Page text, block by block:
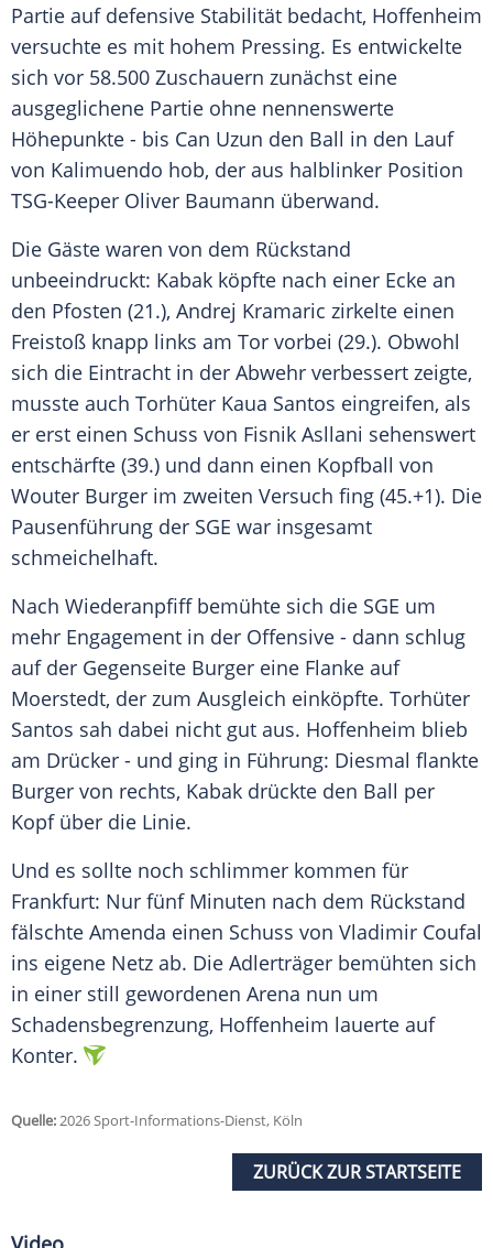
Partie auf defensive Stabilität bedacht, Hoffenheim
versuchte es mit hohem Pressing. Es entwickelte
sich vor 58.500 Zuschauern zunächst eine
ausgeglichene Partie ohne nennenswerte
Höhepunkte - bis Can Uzun den Ball in den Lauf
von Kalimuendo hob, der aus halblinker Position
TSG-Keeper Oliver Baumann überwand.
Die Gäste waren von dem Rückstand
unbeeindruckt: Kabak köpfte nach einer Ecke an
den Pfosten (21.), Andrej Kramaric zirkelte einen
Freistoß knapp links am Tor vorbei (29.). Obwohl
sich die Eintracht in der Abwehr verbessert zeigte,
musste auch Torhüter Kaua Santos eingreifen, als
er erst einen Schuss von Fisnik Asllani sehenswert
entschärfte (39.) und dann einen Kopfball von
Wouter Burger im zweiten Versuch fing (45.+1). Die
Pausenführung der SGE war insgesamt
schmeichelhaft.
Nach Wiederanpfiff bemühte sich die SGE um
mehr Engagement in der Offensive - dann schlug
auf der Gegenseite Burger eine Flanke auf
Moerstedt, der zum Ausgleich einköpfte. Torhüter
Santos sah dabei nicht gut aus. Hoffenheim blieb
am Drücker - und ging in Führung: Diesmal flankte
Burger von rechts, Kabak drückte den Ball per
Kopf über die Linie.
Und es sollte noch schlimmer kommen für
Frankfurt: Nur fünf Minuten nach dem Rückstand
fälschte Amenda einen Schuss von Vladimir Coufal
ins eigene Netz ab. Die Adlerträger bemühten sich
in einer still gewordenen Arena nun um
Schadensbegrenzung, Hoffenheim lauerte auf
Konter.
Quelle:2026 Sport-Informations-Dienst, Köln
ZURÜCK ZUR STARTSEITE